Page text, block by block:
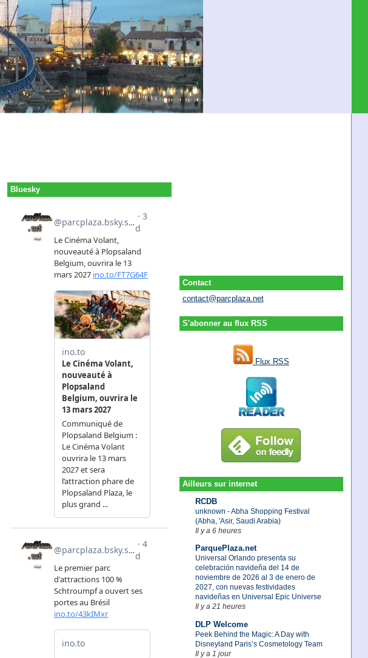
Contact
contact@parcplaza.net
S'abonner au flux RSS
Flux RSS
Ailleurs sur internet
RCDB
unknown - Abha Shopping Festival
(Abha, 'Asir, Saudi Arabia)
Il y a 6 heures
ParquePlaza.net
Universal Orlando presenta su
celebración navideña del 14 de
noviembre de 2026 al 3 de enero de
2027, con nuevas festividades
navideñas en Universal Epic Universe
Il y a 21 heures
DLP Welcome
Peek Behind the Magic: A Day with
Disneyland Paris’s Cosmetology Team
Il y a 1 jour
Bluesky